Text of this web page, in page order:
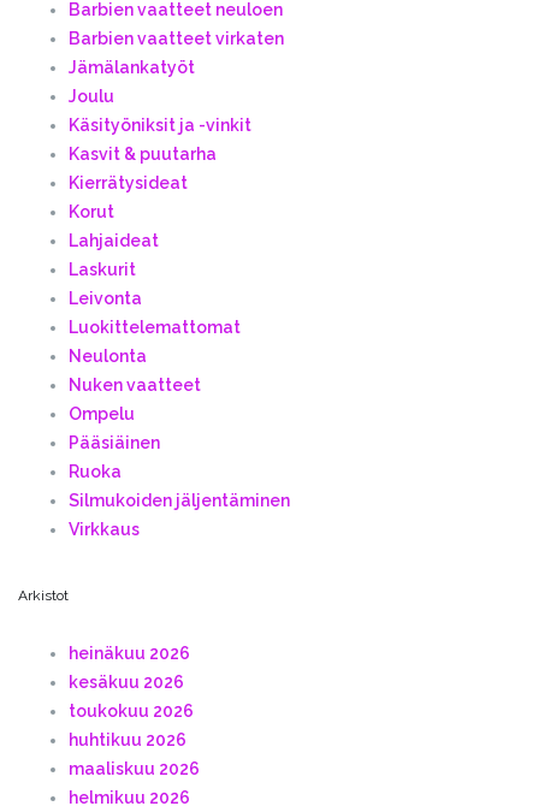
Barbien vaatteet neuloen
Barbien vaatteet virkaten
Jämälankatyöt
Joulu
Käsityöniksit ja -vinkit
Kasvit & puutarha
Kierrätysideat
Korut
Lahjaideat
Laskurit
Leivonta
Luokittelemattomat
Neulonta
Nuken vaatteet
Ompelu
Pääsiäinen
Ruoka
Silmukoiden jäljentäminen
Virkkaus
Arkistot
heinäkuu 2026
kesäkuu 2026
toukokuu 2026
huhtikuu 2026
maaliskuu 2026
helmikuu 2026